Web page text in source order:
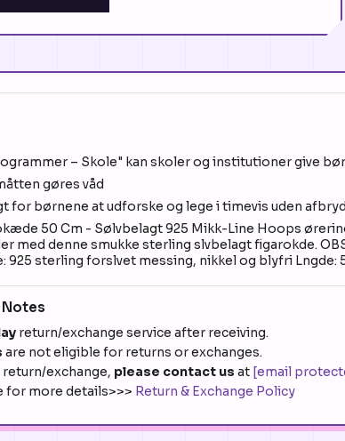
– Skole" kan skoler og institutioner give
gøres våd
for børnene at udforske og lege i timevis uden
50 Cm - Sølvbelagt 925 Mikk-Line Hoops
med denne smukke sterling slvbelagt figarokde.
925 sterling forslvet messing, nikkel og blyfri Lngde:
Notes
return/exchange service after receiving.
are not eligible for returns or exchanges.
exchange, please contact us at [email
for more details>>> Return & Exchange Policy